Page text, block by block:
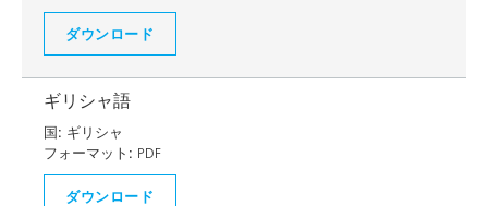
ダウンロード
ギリシャ語
国: ギリシャ
フォーマット: PDF
ダウンロード